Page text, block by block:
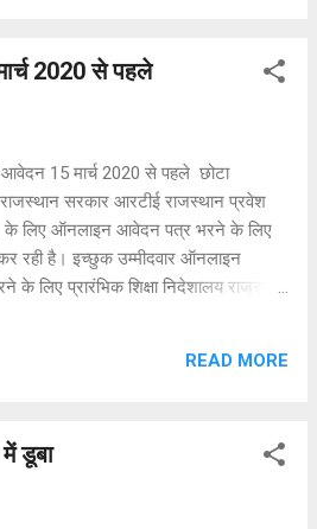
दीवानी है। हालांकि यह सब आज के दौर के
शर्मा ने कहा कि प्रदेश और देश युवाओं के
है। प्रदेश की 33 फीसदी आबादी युवा है।
स्वस्थ रहने, नशे से दूर रहने का संकल्प ले लें तो
और देश की उन्नति को कोई भी नहीं रोक
कहा कि सरकार ने प्रदेश के हर तबके को
के लिए ‘निरोगी राजस्थान‘ अभियान चलाया
भागीदारी निभाएं और बीमार ही ना हो...
2020 से पहले
15 मार्च 2020 से पहले छोटा
सरकार आरटीई राजस्थान प्रवेश
के लिए ऑनलाइन आवेदन पत्र भरने के लिए
रही है। इच्छुक उम्मीदवार ऑनलाइन
के लिए प्रारंभिक शिक्षा निदेशालय राजस्थान
हेतु पंजीकरण कर सकते हैं और ऑनलाइन
शिक्षा प्राप्त करने का हक प्रदान करती है।
को आरटीई राजस्थान के लिए ऑनलाइन
READ MORE
डूबा